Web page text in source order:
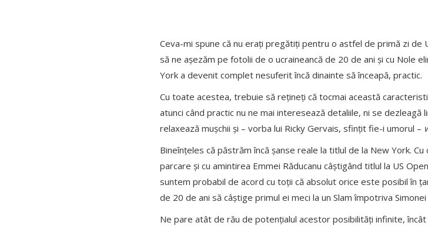
Ceva-mi spune că nu erați pregătiți pentru o astfel de primă zi de
să ne așezăm pe fotolii de o ucraineancă de 20 de ani și cu Nole
York a devenit complet nesuferit încă dinainte să înceapă, practic.
Cu toate acestea, trebuie să rețineți că tocmai această
atunci când practic nu ne mai interesează detaliile, ni se dezleagă
relaxează mușchii și – vorba lui Ricky Gervais, sfințit fie-i umorul –
Bineînțeles că păstrăm încă șanse reale la titlul de la New York.
parcare și cu amintirea Emmei Răducanu câștigând titlul la US
suntem probabil de acord cu toții că absolut orice este posibil în
de 20 de ani să câștige primul ei meci la un Slam împotriva
Ne pare atât de rău de potențialul acestor posibilități infinite,